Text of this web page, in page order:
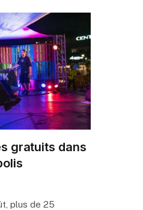
gratuits dans
plus de 25